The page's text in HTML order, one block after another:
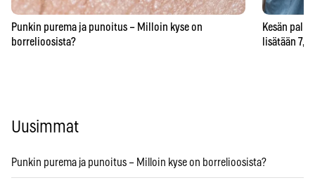
Punkin purema ja punoitus – Milloin kyse on
borrelioosista?
Kesän
lisätään
Uusimmat
Punkin purema ja punoitus – Milloin kyse on borrelioosista?